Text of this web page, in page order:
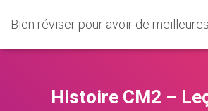
Bien réviser pour avoir de
Histoire CM2 –